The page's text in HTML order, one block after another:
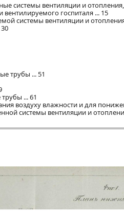
системы вентиляции и
госпиталя ... 15
системы вентиляции и
трубы ... 51
... 61
воздуху влажности и для
системы вентиляции и